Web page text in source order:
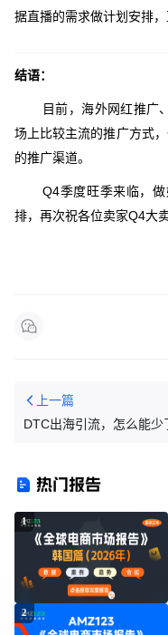
据直播的需求做计划安排
结语：
目前，海外网红推广
场上比较主流的推广方式
的推广渠道。
Q4季度旺季来临，
排，再次祝各位卖家Q4大
上一篇
DTC出海引流，怎么能少
热门报告
1
2